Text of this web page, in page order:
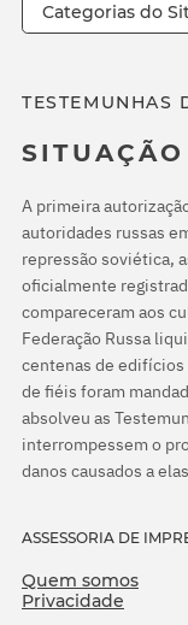
TESTEMUNHAS
A primeira
autoridades russas
repressão soviética,
oficialmente
compareceram aos
Federação Russa
centenas de edifícios
de fiéis foram
absolveu as
interrompessem o
danos causados a
ASSESSORIA DE
Quem somos
Privacidade
Categorias do